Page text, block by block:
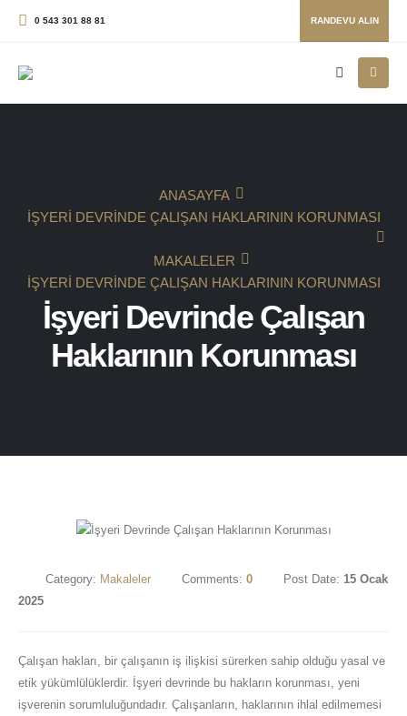
0 543 301 88 81 RANDEVU ALIN
ANASAYFA
İŞYERI DEVRINDE ÇALIŞAN HAKLARININ KORUNMASI
MAKALELER
İŞYERI DEVRINDE ÇALIŞAN HAKLARININ KORUNMASI
İşyeri Devrinde Çalışan
Haklarının Korunması
Category: Makaleler Comments: 0 Post Date: 15 Ocak
2025
Çalışan hakları, bir çalışanın iş ilişkisi sürerken sahip olduğu yasal ve
etik yükümlülüklerdir. İşyeri devrinde bu hakların korunması, yeni
işverenin sorumluluğundadır. Çalışanların, haklarının ihlal edilmemesi